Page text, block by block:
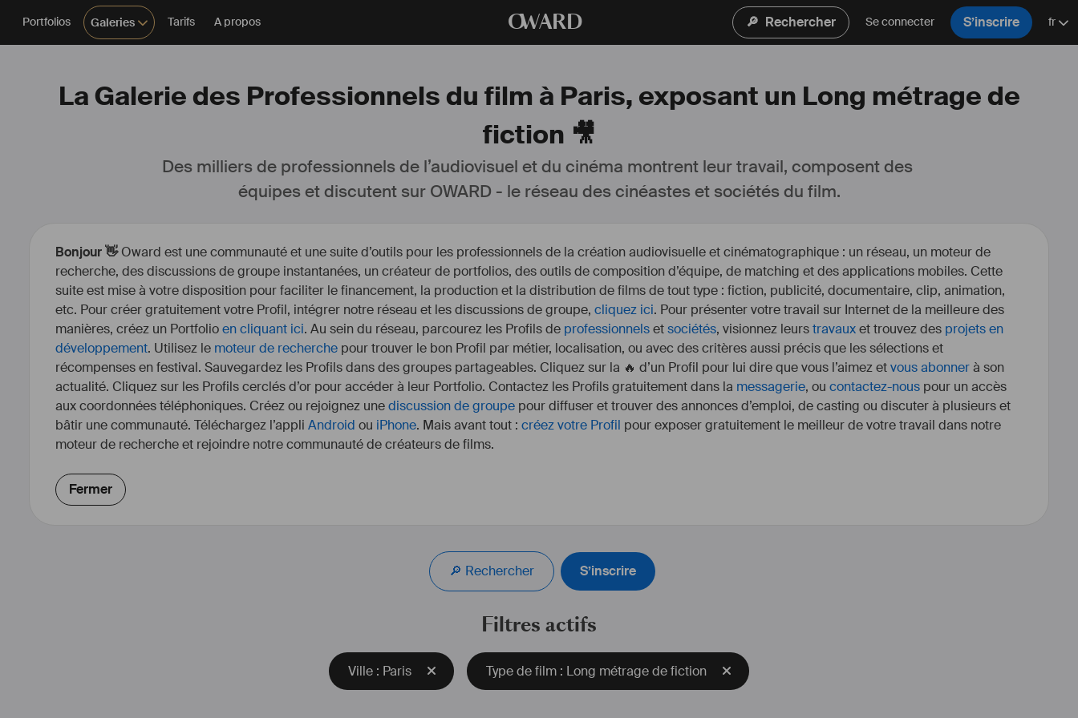
Portfolios Galeries Tarifs A propos OWARD 🔎 Rechercher Se connecter S’inscrire fr
La Galerie des Professionnels du film à Paris, exposant un Long métrage de
fiction 🎥
Des milliers de professionnels de l’audiovisuel et du cinéma montrent leur travail, composent des
équipes et discutent sur OWARD - le réseau des cinéastes et sociétés du film.
Bonjour 👋Oward est une communauté et une suite d’outils pour les professionnels de la création audiovisuelle et cinématographique : un réseau, un moteur de
recherche, des discussions de groupe instantanées, un créateur de portfolios, des outils de composition d’équipe, de matching et des applications mobiles. Cette
suite est mise à votre disposition pour faciliter le financement, la production et la distribution de films de tout type : fiction, publicité, documentaire, clip, animation,
etc. Pour créer gratuitement votre Profil, intégrer notre réseau et les discussions de groupe, cliquez ici. Pour présenter votre travail sur Internet de la meilleure des
manières, créez un Portfolioen cliquant ici. Au sein du réseau, parcourez les Profils de professionnelsetsociétés, visionnez leurstravauxet trouvez des projets en
développement. Utilisez le moteur de recherche pour trouver le bon Profil par métier, localisation, ou avec des critères aussi précis que les sélections et
récompenses en festival. Sauvegardez les Profils dans des groupes partageables. Cliquez sur la 🔥 d’un Profil pour lui dire que vous l’aimez etvous abonnerà son
actualité. Cliquez sur les Profils cerclés d’or pour accéder à leur Portfolio. Contactez les Profils gratuitement dans la messagerie, ou contactez-nous pour un accès
aux coordonnées téléphoniques. Créez ou rejoignez unediscussion de groupe pour diffuser et trouver des annonces d’emploi, de casting ou discuter à plusieurs et
bâtir une communauté. Téléchargez l’appli Android ou iPhone. Mais avant tout : créez votre Profil pour exposer gratuitement le meilleur de votre travail dans notre
moteur de recherche et rejoindre notre communauté de créateurs de films.
Fermer
🔎 Rechercher S’inscrire
Filtres actifs
Ville : Paris Type de film : Long métrage de fiction
2013 en tant que silhouette dans la série Alice Nevers, le
juge est une femme. Cette même année, il tourne sa
première publicité. Entre 2015 et 2017, il fait de petites
le 48 Hours Film Project. Il réalise son premier court-
métrage Frangin dans sa ville natale ou il créé également
en 2015 sa production Wondrous Films.